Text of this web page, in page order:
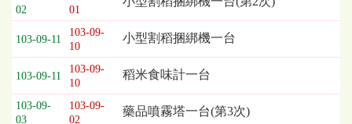
02
01
103-09-11
103-09-
10
小型割稻捆綁機一台
103-09-11
103-09-
10
稻米食味計一台
103-09-
03
103-09-
02
藥品噴霧塔一台(第3次)